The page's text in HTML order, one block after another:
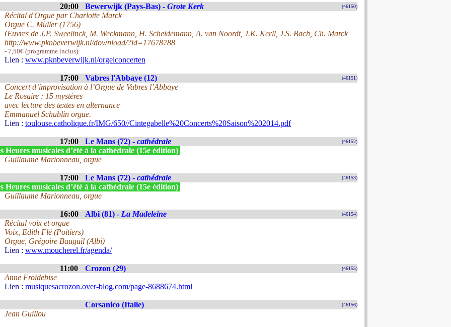
20:00 Bewerwijk (Pays-Bas) - Grote Kerk (46150)
Récital d'Orgue par Charlotte Marck
Orgue C. Müller (1756)
Œuvres de J.P. Sweelinck, M. Weckmann, H. Scheidemann, A. van Noordt, J.K. Kerll, J.S. Bach, Ch. Marck
http://www.pknbeverwijk.nl/download/?id=17678788
- 7,50€ (programme inclus)
Lien : www.pknbeverwijk.nl/orgelconcerten
17:00 Vabres l'Abbaye (12) (46151)
Concert d’improvisation à l’Orgue de Vabres l’Abbaye
Le Rosaire : 15 mystères
avec lecture des textes en alternance
Emmanuel Schublin orgue.
Lien : toulouse.catholique.fr/IMG/650//Cintegabelle%20Concerts%20Saison%202014.pdf
17:00 Le Mans (72) - cathédrale (46152)
Heures musicales d’été à la cathédrale (15e édition)
Guillaume Marionneau, orgue
17:00 Le Mans (72) - cathédrale (46153)
Heures musicales d’été à la cathédrale (15e édition)
Guillaume Marionneau, orgue
16:00 Albi (81) - La Madeleine (46154)
Récital voix et orgue
Voix, Edith Flé (Poitiers)
Orgue, Grégoire Bauguil (Albi)
Lien : www.moucherel.fr/agenda/
11:00 Crozon (29) (46155)
Anne Froidebise
Lien : musiquesacrozon.over-blog.com/page-8688674.html
Corsanico (Italie) (46156)
Jean Guillou